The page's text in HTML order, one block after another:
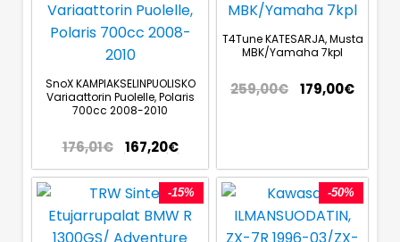
SnoX KAMPIAKSELINPUOLISKO
Variaattorin Puolelle, Polaris
700cc 2008-2010
176,01€ 167,20€
T4Tune KATESARJA, Musta
MBK/Yamaha 7kpl
259,00€ 179,00€
-15% -50%